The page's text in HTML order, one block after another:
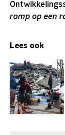
ramp op een
Lees ook